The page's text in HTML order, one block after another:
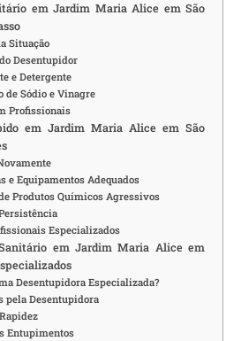
em Jardim Maria Alice em São
Situação
Desentupidor
e Detergente
de Sódio e Vinagre
Profissionais
em Jardim Maria Alice em São
e Equipamentos Adequados
Produtos Químicos Agressivos
Especializados
em Jardim Maria Alice em
Desentupidora Especializada?
pela Desentupidora
Entupimentos